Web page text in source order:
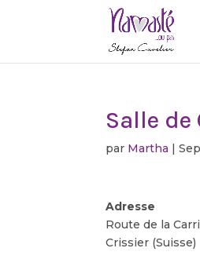
Salle
par Martha |
Adresse
Route de la
Crissier (Suisse)